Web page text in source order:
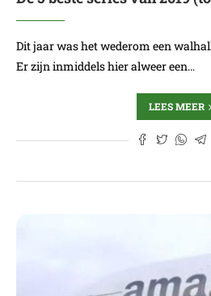
Dit jaar was het wederom een
Er zijn inmiddels hier alweer een…
LEES MEER